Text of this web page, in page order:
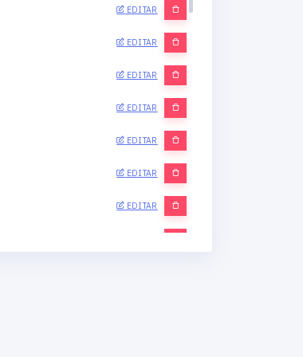
EDITAR
EDITAR
EDITAR
EDITAR
EDITAR
EDITAR
EDITAR